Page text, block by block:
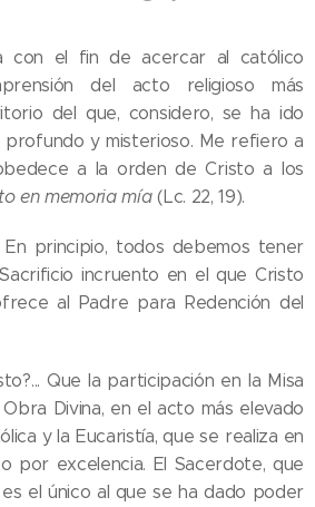
con el fin de acercar al católico
del acto religioso más
del que, considero, se ha ido
y misterioso. Me refiero a
a la orden de Cristo a los
en memoria mía(Lc. 22, 19).
En principio, todos debemos tener
incruento en el que Cristo
al Padre para Redención del
Que la participación en la Misa
Divina, en el acto más elevado
y la Eucaristía, que se realiza en
por excelencia. El Sacerdote, que
el único al que se ha dado poder